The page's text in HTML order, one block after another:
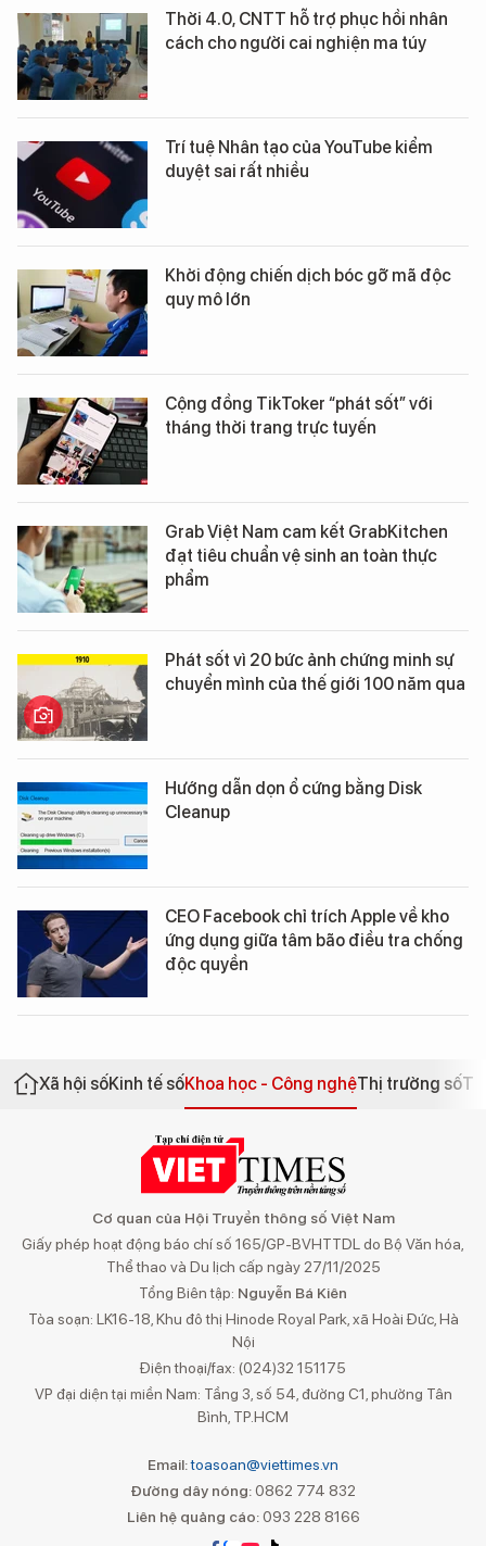
Thời 4.0, CNTT hỗ trợ phục hồi nhân
cách cho người cai nghiện ma túy
Trí tuệ Nhân tạo của YouTube kiểm
duyệt sai rất nhiều
Khởi động chiến dịch bóc gỡ mã độc
quy mô lớn
Cộng đồng TikToker “phát sốt” với
tháng thời trang trực tuyến
Grab Việt Nam cam kết GrabKitchen
đạt tiêu chuẩn vệ sinh an toàn thực
phẩm
Phát sốt vì 20 bức ảnh chứng minh sự
chuyển mình của thế giới 100 năm qua
Hướng dẫn dọn ổ cứng bằng Disk
Cleanup
CEO Facebook chỉ trích Apple về kho
ứng dụng giữa tâm bão điều tra chống
độc quyền
Xã hội sốKinh tế sốKhoa học - Công nghệThị trường số
Cơ quan của Hội Truyền thông số Việt Nam
Giấy phép hoạt động báo chí số 165/GP-BVHTTDL do Bộ Văn hóa,
Thể thao và Du lịch cấp ngày 27/11/2025
Tổng Biên tập: Nguyễn Bá Kiên
Tòa soạn: LK16-18, Khu đô thị Hinode Royal Park, xã Hoài Đức, Hà
Nội
Điện thoại/fax: (024)32 151175
VP đại diện tại miền Nam: Tầng 3, số 54, đường C1, phường Tân
Bình, TP.HCM
Email:toasoan@viettimes.vn
Đường dây nóng: 0862 774 832
Liên hệ quảng cáo:093 228 8166